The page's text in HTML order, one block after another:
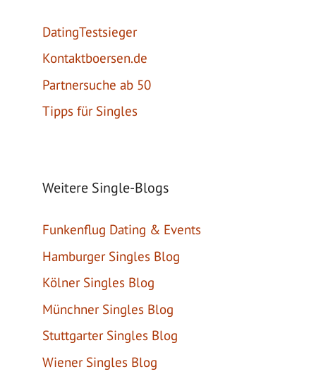
DatingTestsieger
Kontaktboersen.de
Partnersuche ab 50
Tipps für Singles
Weitere Single-Blogs
Funkenflug Dating & Events
Hamburger Singles Blog
Kölner Singles Blog
Münchner Singles Blog
Stuttgarter Singles Blog
Wiener Singles Blog